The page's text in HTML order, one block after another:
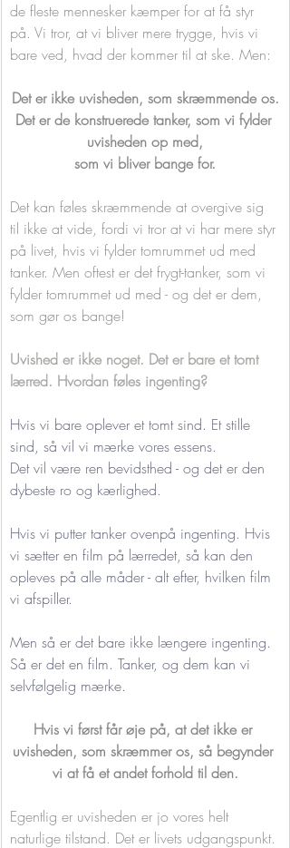
de fleste mennesker kæmper for at få styr
på. Vi tror, at vi bliver mere trygge, hvis vi
bare ved, hvad der kommer til at ske. Men:
Det er ikke uvisheden, som skræmmende os.
Det er de konstruerede tanker, som vi fylder
uvisheden op med,
som vi bliver bange for.
Det kan føles skræmmende at overgive sig
til ikke at vide, fordi vi tror at vi har mere styr
på livet, hvis vi fylder tomrummet ud med
tanker. Men oftest er det frygt-tanker, som vi
fylder tomrummet ud med - og det er dem,
som gør os bange!
Uvished er ikke noget. Det er bare et tomt
lærred. Hvordan føles ingenting?
Hvis vi bare oplever et tomt sind. Et stille
sind, så vil vi mærke vores essens.
Det vil være ren bevidsthed - og det er den
dybeste ro og kærlighed.
Hvis vi putter tanker ovenpå ingenting. Hvis
vi sætter en film på lærredet, så kan den
opleves på alle måder - alt efter, hvilken film
vi afspiller.
Men så er det bare ikke længere ingenting.
Så er det en film. Tanker, og dem kan vi
selvfølgelig mærke.
Hvis vi først får øje på, at det ikke er
uvisheden, som skræmmer os, så begynder
vi at få et andet forhold til den.
Egentlig er uvisheden er jo vores helt
naturlige tilstand. Det er livets udgangspunkt.